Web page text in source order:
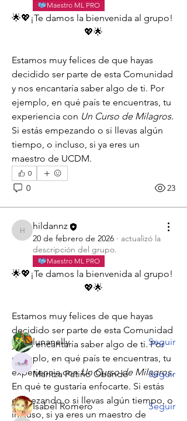
Maestro ML PRO
🌟💖¡Te damos la bienvenida al grupo!
💖🌟
Estamos muy felices de que hayas
decidido ser parte de esta Comunidad
y nos encantaría saber algo de ti. Por
ejemplo, en qué país te encuentras, tu
experiencia con Un Curso de Milagros.
Si estás empezando o si llevas algún
tiempo, o incluso, si ya eres un
maestro de UCDM.
0
0 23
hildannz
hildannz
20 de febrero de 2026 · actualizó la
descripción del grupo.
Maestro ML PRO
🌟💖¡Te damos la bienvenida al grupo!
💖🌟
Estamos muy felices de que hayas
decidido ser parte de esta Comunidad
y nos encantaría saber algo de ti. Por
ejemplo, en qué país te encuentras, tu
experiencia con Un Curso de Milagros.
En qué te gustaría enfocarte. Si estás
empezando o si llevas algún tiempo, o
incluso, si ya eres un maestro de
Acerca de
🌟💖¡Te damos la bienvenida al grupo!
💖🌟 Estamos muy felic...
Miembros
lunanelly Seguir
Maritza Patiño Obando Seguir
Isabel Romero Seguir